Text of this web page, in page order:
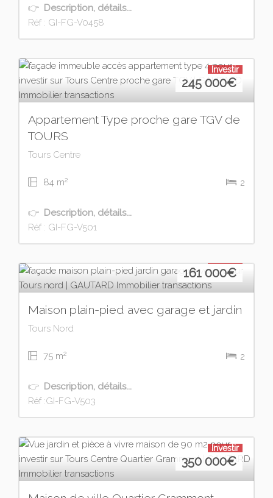
👉 Description, détails...
Réf : GI-FG-V0458
Investir
245 000€
Appartement Type proche gare TGV de
TOURS
Tours Centre
84 m2 2
👉 Description, détails...
Réf : GI-FG-V501
161 000€
Maison plain-pied avec garage et jardin
Tours Nord
75 m2 2
👉 Description, détails...
Réf :GI-FG-V503
Investir
350 000€